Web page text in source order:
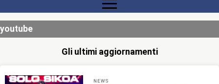
youtube
Gli ultimi aggiornamenti
NEWS